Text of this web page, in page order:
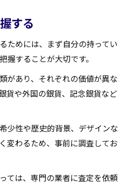
を依頼する前に知っておく
を確認する
き書類
準を理解する
大化する準備
な知識
終確認事項
ェックする宮城県での重要
する
ためには、まず自分の持ってい
握することが大切です。
があり、それぞれの価値が異な
貨や外国の銀貨、記念銀貨など
少性や歴史的背景、デザインな
変わるため、事前に調査してお
ては、専門の業者に査定を依頼